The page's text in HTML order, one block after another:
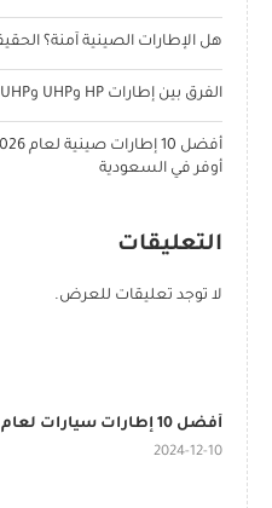
هل الإطارات الصينية آمنة؟
الفرق بين إطارات HP وUHP وUUHP دليل السائق العربي لعام 2026
أوفر في السعودية
التعليقات
لا توجد تعليقات للعرض.
أفضل 10 إطارات سيارات لعام 2025
2024-12-10